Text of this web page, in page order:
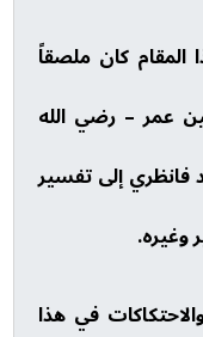
كان ملصقاً
عمر – رضي الله
فانظري إلى تفسير
في هذا